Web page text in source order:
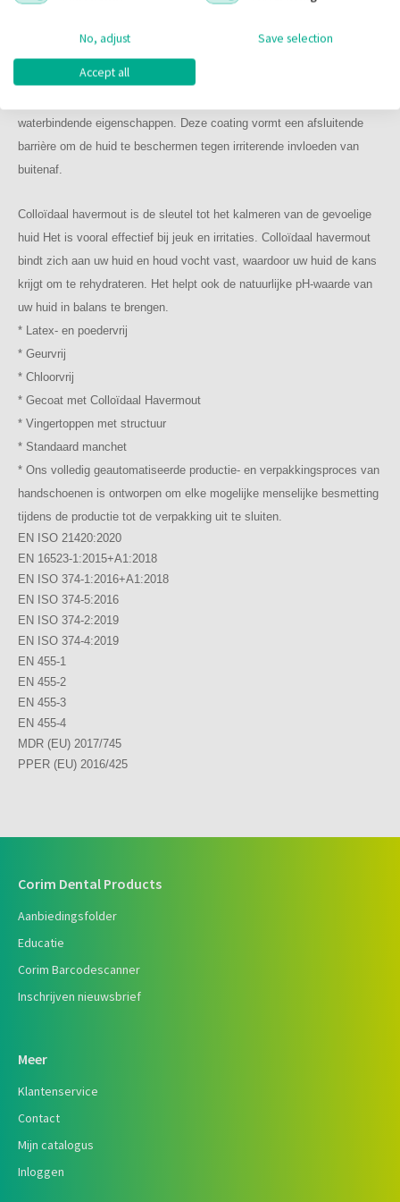
EN 455-2
MDR (EU) 2017/745
PPER (EU) 2016/425
nitril handschoenen zonder deze coating. Er is een opmerkelijke
Door de FDA erkend huidbeschermings middel.
waterbindende eigenschappen. Deze coating vormt een afsluitende
barrière om de huid te beschermen tegen irriterende invloeden van
buitenaf.
Colloïdaal havermout is de sleutel tot het kalmeren van de gevoelige
huid Het is vooral effectief bij jeuk en irritaties. Colloïdaal havermout
bindt zich aan uw huid en houd vocht vast, waardoor uw huid de kans
krijgt om te rehydrateren. Het helpt ook de natuurlijke pH-waarde van
uw huid in balans te brengen.
* Latex- en poedervrij
* Geurvrij
* Chloorvrij
* Gecoat met Colloïdaal Havermout
* Vingertoppen met structuur
* Standaard manchet
* Ons volledig geautomatiseerde productie- en verpakkingsproces van
handschoenen is ontworpen om elke mogelijke menselijke besmetting
tijdens de productie tot de verpakking uit te sluiten.
EN ISO 21420:2020
EN 16523-1:2015+A1:2018
EN ISO 374-1:2016+A1:2018
EN ISO 374-5:2016
EN ISO 374-2:2019
EN ISO 374-4:2019
EN 455-1
EN 455-2
EN 455-3
EN 455-4
MDR (EU) 2017/745
PPER (EU) 2016/425
Corim Dental Products
Aanbiedingsfolder
Educatie
Corim Barcodescanner
Inschrijven nieuwsbrief
Meer
Klantenservice
Contact
Mijn catalogus
Inloggen
No, adjust Save selection
Accept all